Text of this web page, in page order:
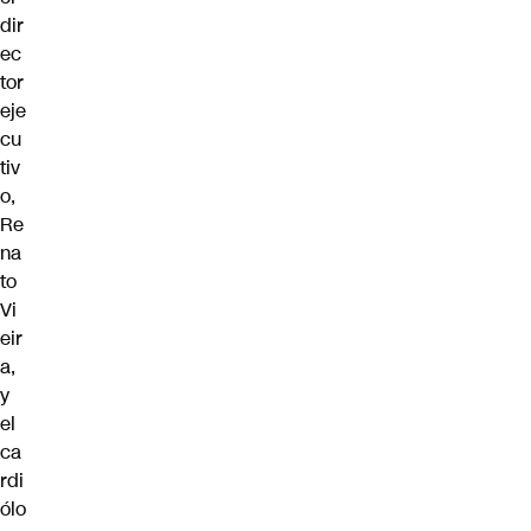
dir
ec
tor
eje
cu
tiv
o,
Re
na
to
Vi
eir
a,
y
el
ca
rdi
ólo